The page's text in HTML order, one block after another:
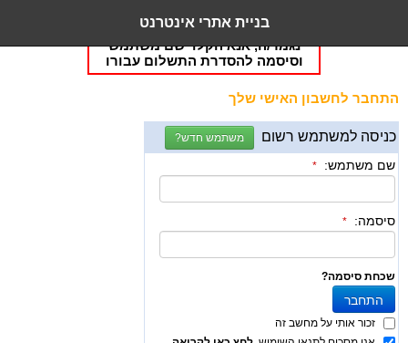
בניית אתרי אינטרנט
תקופת הניסיון/מנוי של האתר שלך
נגמר/ה, אנא הקלד שם משתמש
וסיסמה להסדרת התשלום עבורו
התחבר לחשבון האישי שלך